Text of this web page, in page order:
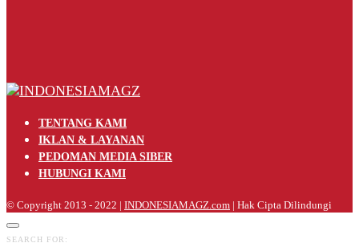
TENTANG KAMI
IKLAN & LAYANAN
PEDOMAN MEDIA SIBER
HUBUNGI KAMI
© Copyright 2013 - 2022 | INDONESIAMAGZ.com | Hak Cipta Dilindungi
SEARCH FOR: